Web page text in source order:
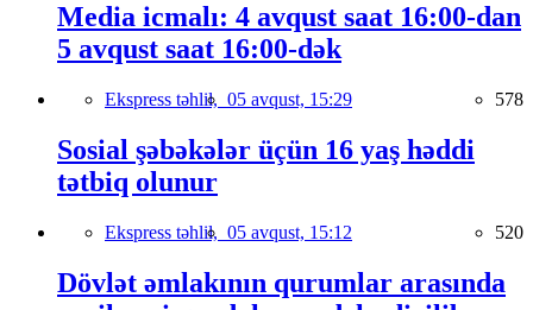
Media icmalı: 4 avqust saat 16:00-dan
5 avqust saat 16:00-dək
Ekspress təhlil, 05 avqust, 15:29 578
Sosial şəbəkələr üçün 16 yaş həddi
tətbiq olunur
Ekspress təhlil, 05 avqust, 15:12 520
Dövlət əmlakının qurumlar arasında